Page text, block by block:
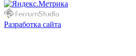
Разработка сайта